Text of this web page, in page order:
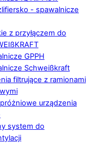
- spawalnicze
z przyłączem do
GPPH
Schweißkraft
filtrujące z ramionami
urządzenia
system do